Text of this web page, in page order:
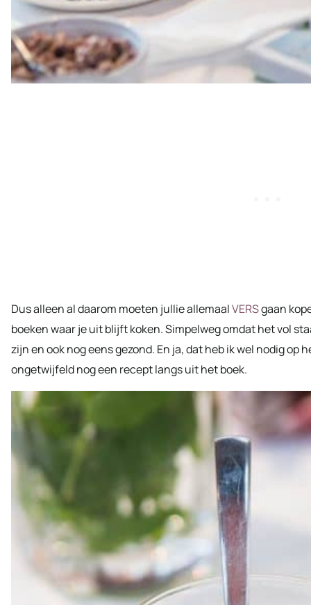
Dus alleen al daarom moeten jullie allemaalVERSgaan
boeken waar je uit blijft koken. Simpelweg omdat het vol
zijn en ook nog eens gezond. En ja, dat heb ik wel nodig op
ongetwijfeld nog een recept langs uit het boek.